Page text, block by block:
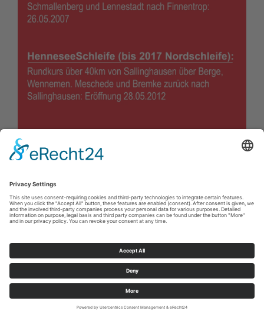
Sauerland-Tourismus e.V. Johannes-Hummel-Weg 1 57392 Schmallenberg
Sauerland-Tourismus e.V.
Cookie-Einstellungen